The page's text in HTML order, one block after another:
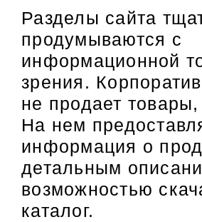
Разделы сайта
продумываются с
информационной
зрения.
не продает товары,
На нем
информация о
детальным
возможностью
каталог.